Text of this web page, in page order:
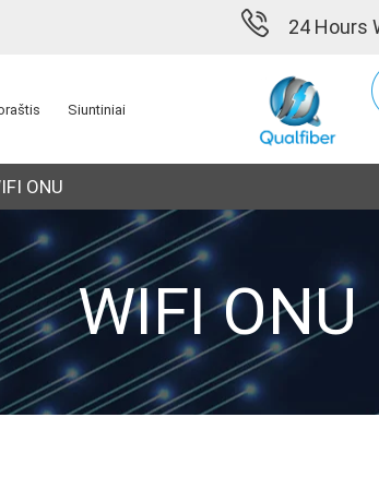
24 Hours
Siuntiniai
ONU
WIFI ONU